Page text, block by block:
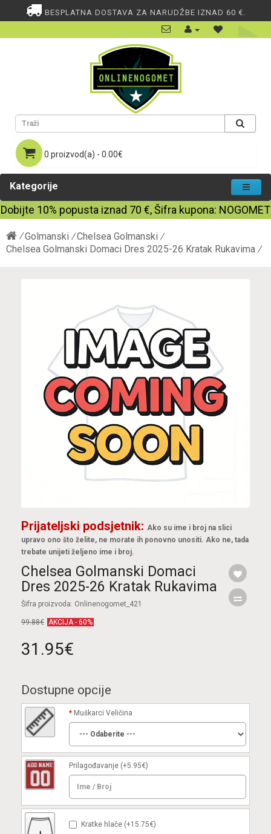
BESPLATNA DOSTAVA ZA NARUDŽBE IZNAD 60 €.
0 proizvod(a) - 0.00€
Kategorije
Dobijte 10% popusta iznad 70 €, Šifra kupona: NOGOMET
Golmanski
Chelsea Golmanski
Chelsea Golmanski Domaci Dres 2025-26 Kratak Rukavima
Prijateljski podsjetnik: Ako su ime i broj na slici
upravo ono što želite, ne morate ih ponovno unositi. Ako ne, tada
trebate unijeti željeno ime i broj.
Chelsea Golmanski Domaci
Dres 2025-26 Kratak Rukavima
Šifra proizvoda: Onlinenogomet_421
99.88€ AKCIJA - 60%
31.95€
Dostupne opcije
Muškarci Veličina
Prilagođavanje (+5.95€)
Kratke hlače (+15.75€)